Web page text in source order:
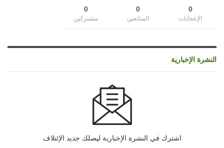
0
الإعجابات
0
المتابعين
0
مشتركين
النشرة الإخبارية
اشترك في النشرة الإخبارية ليصلك جديد الإئتلاف